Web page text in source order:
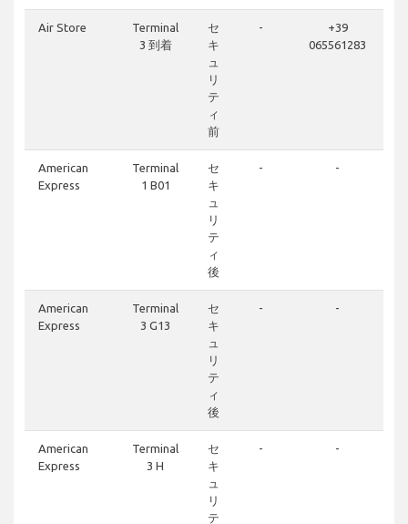
Air Store
Terminal
3 到着
セ
キ
ュ
リ
テ
ィ
前
-
+39
065561283
American
Express
Terminal
1 B01
セ
キ
ュ
リ
テ
ィ
後
- -
American
Express
Terminal
3 G13
セ
キ
ュ
リ
テ
ィ
後
- -
American
Express
Terminal
3 H
セ
キ
ュ
リ
テ
- -